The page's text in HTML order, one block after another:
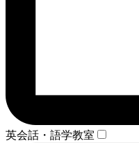
英会話・語学教室